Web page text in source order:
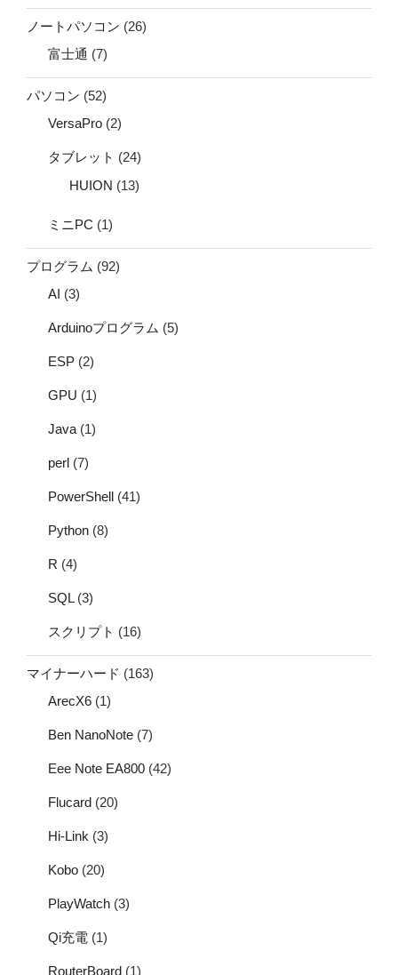
ノートパソコン (26)
富士通 (7)
パソコン (52)
VersaPro (2)
タブレット (24)
HUION (13)
ミニPC (1)
プログラム (92)
AI (3)
Arduinoプログラム (5)
ESP (2)
GPU (1)
Java (1)
perl (7)
PowerShell (41)
Python (8)
R (4)
SQL(3)
スクリプト (16)
マイナーハード (163)
ArecX6 (1)
Ben NanoNote (7)
Eee Note EA800 (42)
Flucard (20)
Hi-Link (3)
Kobo (20)
PlayWatch (3)
Qi充電 (1)
RouterBoard (1)